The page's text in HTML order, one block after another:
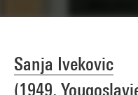
Sanja Ivekovic
(1949,